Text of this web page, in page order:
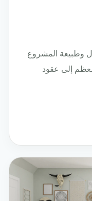
وطبيعة المشروع
إلى عقود